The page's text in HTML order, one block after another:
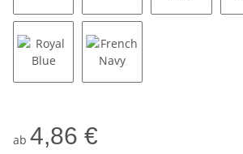
White Black
ab 4,86 €